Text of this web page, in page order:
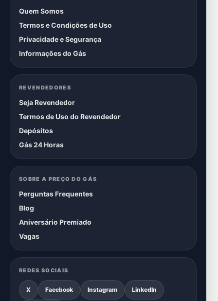
Quem Somos
Termos e Condições de Uso
Privacidade e Segurança
Informações do Gás
REVENDEDORES
Seja Revendedor
Termos de Uso do Revendedor
Depósitos
Gás 24 Horas
SOBRE A PREÇO DO GÁS
Perguntas Frequentes
Blog
Aniversário Premiado
Vagas
REDES SOCIAIS
X Facebook Instagram LinkedIn